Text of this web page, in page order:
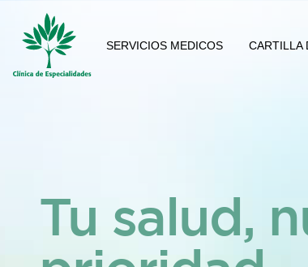
SERVICIOS MEDICOS CARTILLA
Tu salud,